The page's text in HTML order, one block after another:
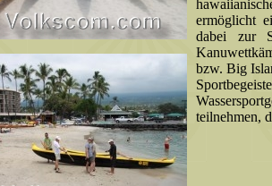
ermöglicht
dabei zur
bzw. Big
teilnehmen,